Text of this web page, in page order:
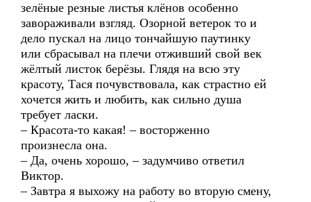
зелёные резные листья клёнов особенно
завораживали взгляд. Озорной ветерок то и
дело пускал на лицо тончайшую паутинку
или сбрасывал на плечи отживший свой век
жёлтый листок берёзы. Глядя на всю эту
красоту, Тася почувствовала, как страстно ей
хочется жить и любить, как сильно душа
требует ласки.
– Красота-то какая! – восторженно
произнесла она.
– Да, очень хорошо, – задумчиво ответил
Виктор.
– Завтра я выхожу на работу во вторую смену,